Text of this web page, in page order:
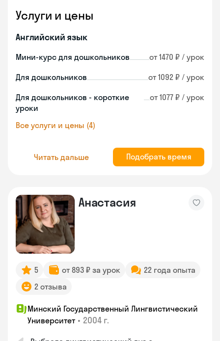
Услуги и цены
Английский язык
Мини-курс для дошкольников от 1470 ₽ / урок
Для дошкольников от 1092 ₽ / урок
Для дошкольников - короткие
уроки
от 1077 ₽ / урок
Все услуги и цены (4)
Читать дальше Подобрать время
Анастасия
5 от 893 ₽ за урок
22 года опыта
2 отзыва
Минский Государственный Лингвистический
Университет • 2004 г.